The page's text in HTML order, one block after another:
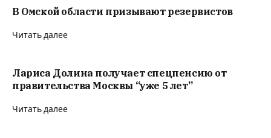
В Омской области призывают резервистов
Читать далее
Лариса Долина получает спецпенсию от
правительства Москвы “уже 5 лет”
Читать далее